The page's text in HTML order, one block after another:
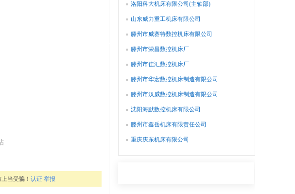
当受骗！ 认证 举报
洛阳科大机床有限公司(主轴部)
山东威力重工机床有限公司
滕州市威赛特数控机床有限公司
滕州市荣昌数控机床厂
滕州市佳汇数控机床厂
滕州市华宏数控机床制造有限公司
滕州市汉威数控机床制造有限公司
沈阳海默数控机床有限公司
滕州市鑫岳机床有限责任公司
重庆庆东机床有限公司